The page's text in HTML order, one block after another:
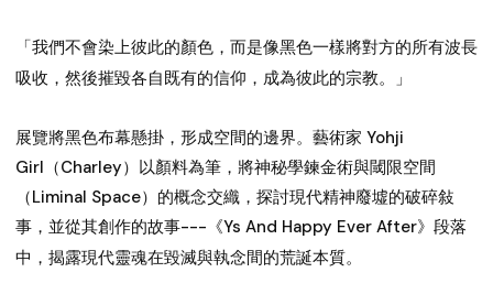
「我們不會染上彼此的顏色，而是像黑色一樣將對方的所有波長
吸收，然後摧毀各自既有的信仰，成為彼此的宗教。」
展覽將黑色布幕懸掛，形成空間的邊界。藝術家 Yohji
Girl（Charley）以顏料為筆，將神秘學鍊金術與閾限空間
（Liminal Space）的概念交織，探討現代精神廢墟的破碎敍
事，並從其創作的故事---《Ys And Happy Ever After》段落
中，揭露現代靈魂在毀滅與執念間的荒誕本質。